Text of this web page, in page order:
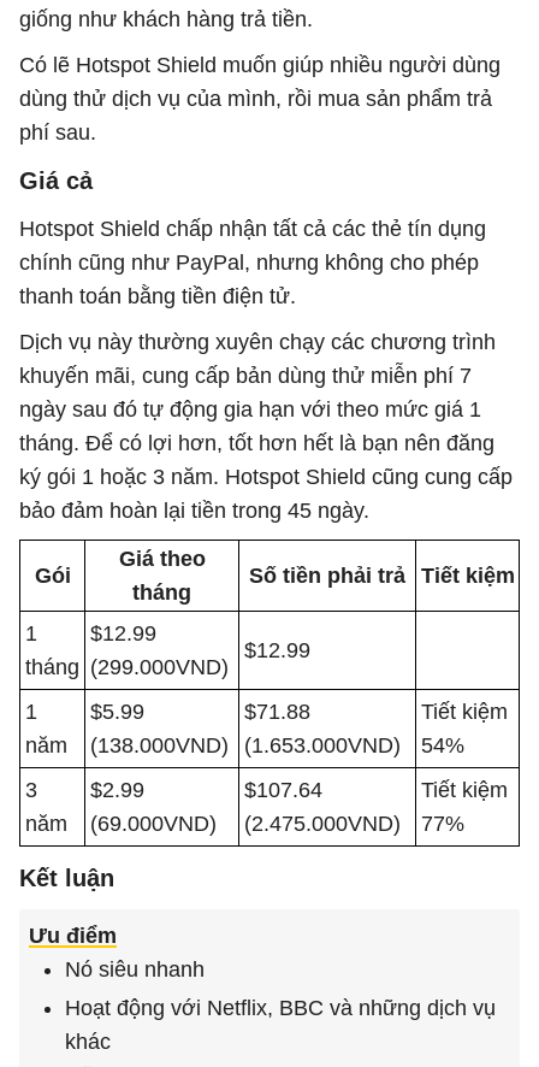
giống như khách hàng trả tiền.
Có lẽ Hotspot Shield muốn giúp nhiều người dùng
dùng thử dịch vụ của mình, rồi mua sản phẩm trả
phí sau.
Giá cả
Hotspot Shield chấp nhận tất cả các thẻ tín dụng
chính cũng như PayPal, nhưng không cho phép
thanh toán bằng tiền điện tử.
Dịch vụ này thường xuyên chạy các chương trình
khuyến mãi, cung cấp bản dùng thử miễn phí 7
ngày sau đó tự động gia hạn với theo mức giá 1
tháng. Để có lợi hơn, tốt hơn hết là bạn nên đăng
ký gói 1 hoặc 3 năm. Hotspot Shield cũng cung cấp
bảo đảm hoàn lại tiền trong 45 ngày.
Gói
Giá theo
tháng
Số tiền phải trả Tiết kiệm
1
tháng
$12.99
(299.000VND)
$12.99
1
năm
$5.99
(138.000VND)
$71.88
(1.653.000VND)
Tiết kiệm
54%
3
năm
$2.99
(69.000VND)
$107.64
(2.475.000VND)
Tiết kiệm
77%
Kết luận
Ưu điểm
Nó siêu nhanh
Hoạt động với Netflix, BBC và những dịch vụ
khác